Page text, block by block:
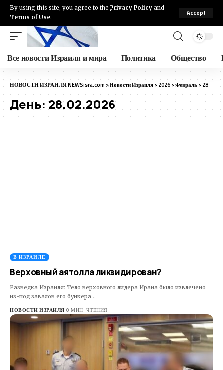
By using this site, you agree to the Privacy Policy and
Terms of Use.
Accept
Все новости Израиля и мира Политика Общество
НОВОСТИ ИЗРАИЛЯ NEWSisra.com >Новости Израиля>2026>Февраль>28
День:28.02.2026
В ИЗРАИЛЕ
Верховный аятолла ликвидирован?
Разведка Израиля: Тело верховного лидера Ирана было извлечено
из-под завалов его бункера…
НОВОСТИ ИЗРАИЛЯ 0 МИН. ЧТЕНИЯ